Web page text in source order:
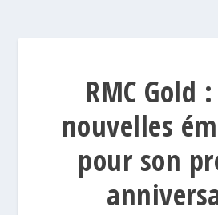
RMC Gold
nouvelles
pour son